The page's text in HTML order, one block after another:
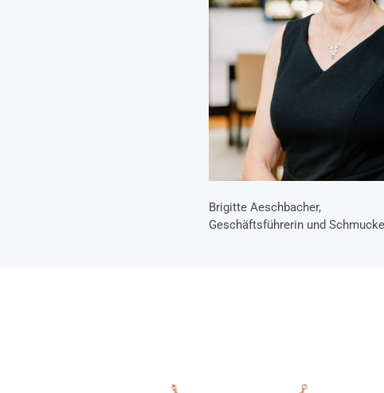
Brigitte Aeschbacher,
Geschäftsführerin und